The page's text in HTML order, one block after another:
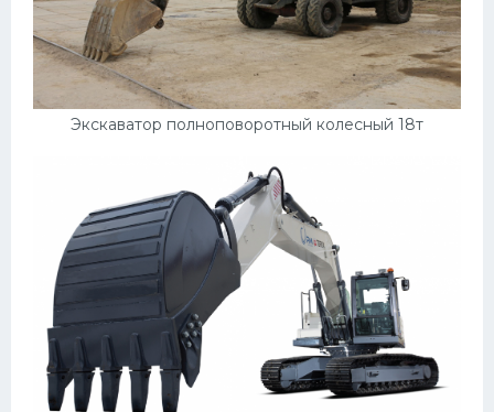
Экскаватор полноповоротный колесный 18т